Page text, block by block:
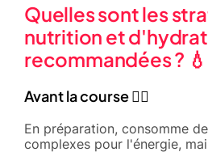
Quelles sont les
nutrition et
recommandées ? 💧
Avant la course 🚴‍♂️
En préparation, consomme
complexes pour l'énergie,